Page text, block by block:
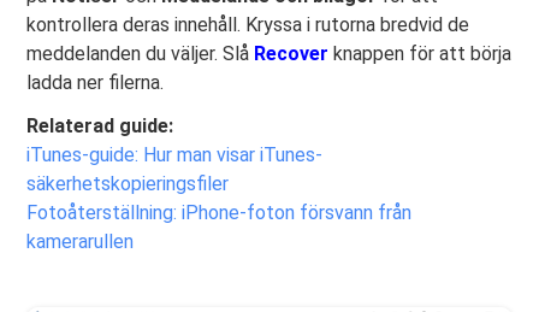
kontrollera deras innehåll. Kryssa i rutorna bredvid de
meddelanden du väljer. Slå Recoverknappen för att börja
ladda ner filerna.
Relaterad guide:
iTunes-guide: Hur man visar iTunes-
säkerhetskopieringsfiler
Fotoåterställning: iPhone-foton försvann från
kamerarullen